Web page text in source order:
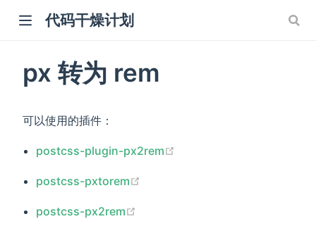
代码干燥计划
px 转为 rem
可以使用的插件：
postcss-plugin-px2rem
postcss-pxtorem
postcss-px2rem